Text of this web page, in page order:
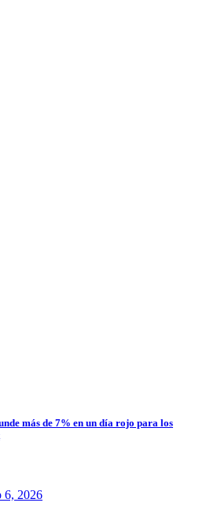
más de 7% en un día rojo para los
6, 2026